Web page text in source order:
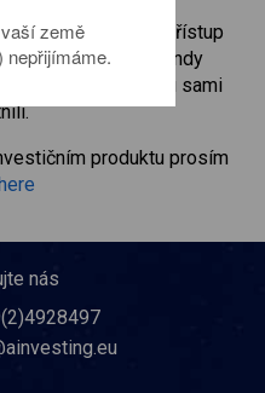
Amazon. Získejte přístup
a dostávejte dividendy
akcie opravdu sami
produktu prosím
nás
země
nepřijímáme.